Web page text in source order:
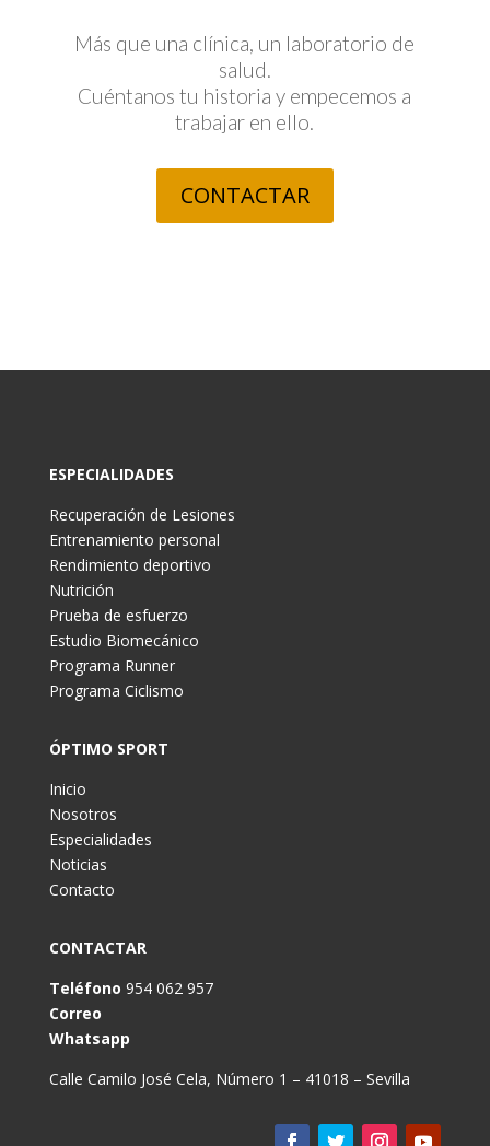
Más que una clínica, un laboratorio de
salud.
Cuéntanos tu historia y empecemos a
trabajar en ello.
CONTACTAR
ESPECIALIDADES
Recuperación de Lesiones
Entrenamiento personal
Rendimiento deportivo
Nutrición
Prueba de esfuerzo
Estudio Biomecánico
Programa Runner
Programa Ciclismo
ÓPTIMO SPORT
Inicio
Nosotros
Especialidades
Noticias
Contacto
CONTACTAR
Teléfono 954 062 957
Correo
Whatsapp
Calle Camilo José Cela, Número 1 – 41018 – Sevilla